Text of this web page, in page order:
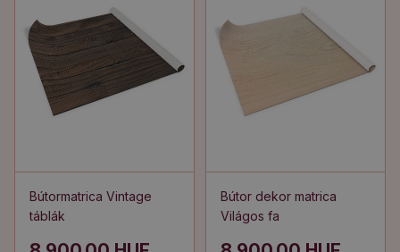
Bútormatrica Vintage
táblák
Bútor dekor matrica
Világos fa